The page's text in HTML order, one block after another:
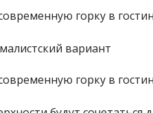
вариант